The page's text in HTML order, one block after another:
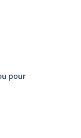
pour